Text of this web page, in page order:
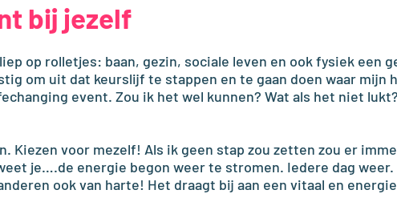
bij jezelf
op rolletjes: baan, gezin, sociale leven en ook fysiek een
om uit dat keurslijf te stappen en te gaan doen waar mijn
event. Zou ik het wel kunnen? Wat als het niet
Kiezen voor mezelf! Als ik geen stap zou zetten zou er
je….de energie begon weer te stromen. Iedere dag
ook van harte! Het draagt bij aan een vitaal en